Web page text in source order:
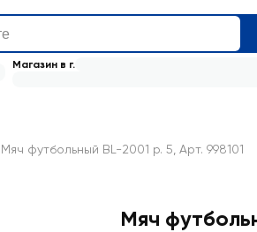
Магазин в г.
Мяч футбольный BL-2001 р. 5, Арт. 998101
Мяч